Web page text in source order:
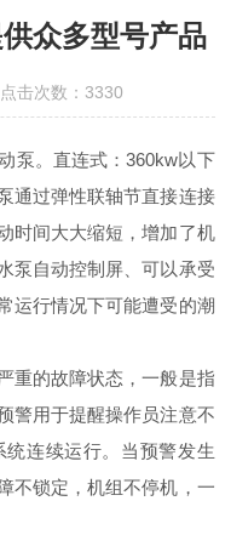
众多型号产品
击次数：3330
泵。直连式：360kw以下
通过弹性联轴节直接连接
时间大大缩短，增加了机
泵自动控制屏、可以承受
运行情况下可能遭受的潮
重的故障状态，一般是指
警用于提醒操作员注意不
连续运行。当预警发生
不锁定，机组不停机，一